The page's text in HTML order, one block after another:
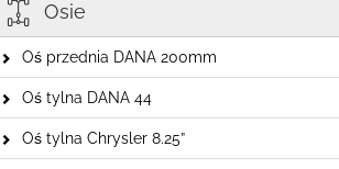
Osie
Oś przednia DANA 200mm
Oś tylna DANA 44
Oś tylna Chrysler 8.25”